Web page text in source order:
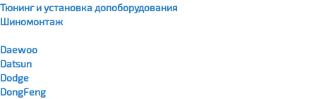
Тюнинг и установка допоборудования
Шиномонтаж
Daewoo
Datsun
Dodge
DongFeng